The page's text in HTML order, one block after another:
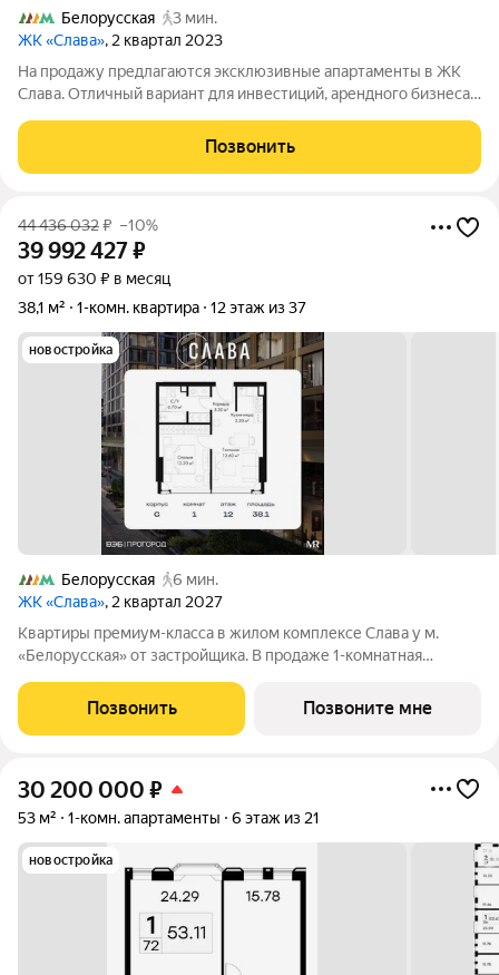
Белорусская
3 мин.
ЖК «Слава», 2 квартал 2023
На продажу предлагаются эксклюзивные апартаменты в ЖК
Слава. Отличный вариант для инвестиций, арендного бизнеса
проекту. Не требуется дополнительные вложения Прекрасное
панорамное остекление
Позвонить
44 436 032₽ –10%
39 992 427₽
от 159 630 ₽ в месяц
38,1 м²
1-комн. квартира 12 этаж из 37
новостройка
Белорусская
6 мин.
ЖК «Слава», 2 квартал 2027
Квартиры премиум-класса в жилом комплексе Слава у м.
«Белорусская» от застройщика. В продаже 1-комнатная
Новый современный жилой комплекс премиум-класса Слава
расположен в той части центра,
Позвонить Позвоните мне
30 200 000 ₽
53 м² 1-комн. апартаменты 6 этаж из 21
новостройка